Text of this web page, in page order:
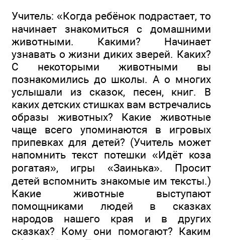
Учитель: «Когда ребёнок подрастает, то
начинает знакомиться с домашними
животными. Какими? Начинает
узнавать о жизни диких зверей. Каких?
С некоторыми животными вы
познакомились до школы. А о многих
услышали из сказок, песен, книг. В
каких детских стишках вам встречались
образы животных? Какие животные
чаще всего упоминаются в игровых
припевках для детей? (Учитель может
напомнить текст потешки «Идёт коза
рогатая», игры «Заинька». Просит
детей вспомнить знакомые им тексты.)
Какие животные выступают
помощниками людей в сказках
народов нашего края и в других
сказках? Кому они помогают? Каким